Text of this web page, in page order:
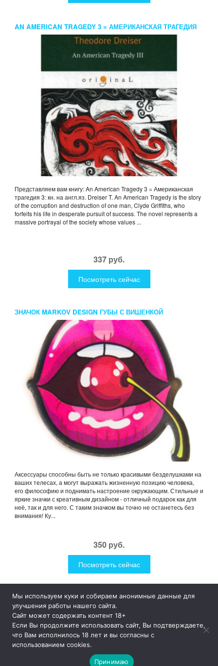
AN AMERICAN TRAGEDY 3 = АМЕРИКАНСКАЯ ТРАГЕДИЯ
3: КН. НА АНГЛ.ЯЗ. DREISER T.
Представляем вам книгу: An American Tragedy 3 = Американская
трагедия 3: кн. на англ.яз. Dreiser T. An American Tragedy is the story
of the corruption and destruction of one man, Clyde Griffiths, who
forfeits his life in desperate pursuit of success. The novel represents a
massive portrayal of the society whose values ...
337 руб.
Посмотреть сейчас
ЗНАЧОК MARKOV DESIGN ГУБЫ С ВИШЕНКОЙ
Аксессуары способны быть не только красивыми безделушками на
ваших телесах, а могут выражать жизненную позицию человека,
его философию и поднимать настроение окружающим. Стильные и
яркие значки с креативным дизайном - отличный подарок как для
неё, так и для него. С таким значком вы точно не останетесь без
внимания! Ку...
350 руб.
Посмотреть сейчас
1Like
© 20191Like– это необычные и прикольные подарки для
дома и улицы, интересная посуда, уникальные и необычные
гаджеты, причудливые дизайнерские разработки, а так же
просто оригинальные безделушки.
Мы используем куки и собираем анонимные данные для
улучшения работы нашего сайта.
Сайт может содержать контент 18+
Если Вы продолжите использовать сайт, Вы подтверждаете,
что Вам исполнилось 18 лет и вы согласны с
использованием cookies.
Принимаю